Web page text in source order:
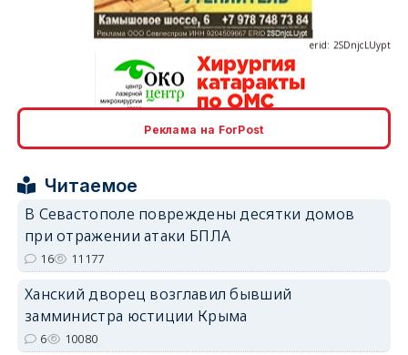
Реклама на ForPost
Читаемое
В Севастополе повреждены десятки домов
при отражении атаки БПЛА
16 11177
Ханский дворец возглавил бывший
замминистра юстиции Крыма
6 10080